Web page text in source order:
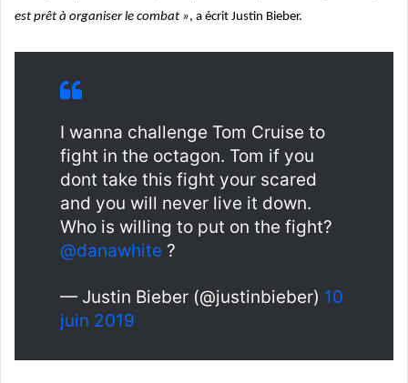
est prêt à organiser le combat », a écrit Justin Bieber.
I wanna challenge Tom Cruise to
fight in the octagon. Tom if you
dont take this fight your scared
and you will never live it down.
Who is willing to put on the fight?
@danawhite ?
— Justin Bieber (@justinbieber) 10
juin 2019